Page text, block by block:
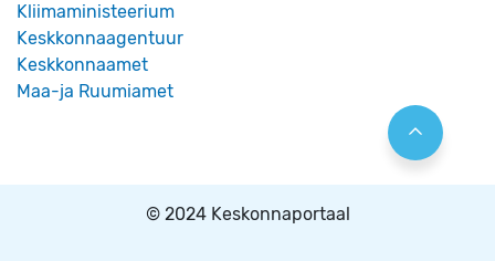
Kliimaministeerium
Keskkonnaagentuur
Keskkonnaamet
Maa-ja Ruumiamet
© 2024 Keskonnaportaal